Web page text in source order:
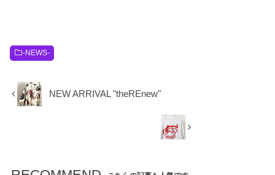
-NEWS-
NEW ARRIVAL "theREnew"